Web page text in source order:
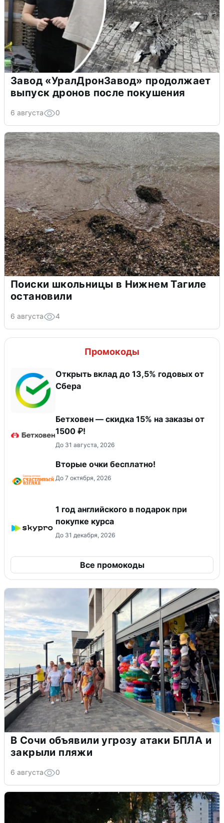
Завод «УралДронЗавод» продолжает
выпуск дронов после покушения
6 августа 0
Поиски школьницы в Нижнем Тагиле
остановили
6 августа 4
Промокоды
Открыть вклад до 13,5% годовых от
Сбера
Бетховен — скидка 15% на заказы от
1500 ₽!
До 31 августа, 2026
Вторые очки бесплатно!
До 7 октября, 2026
1 год английского в подарок при
покупке курса
До 31 декабря, 2026
Все промокоды
В Сочи объявили угрозу атаки БПЛА и
закрыли пляжи
6 августа 0